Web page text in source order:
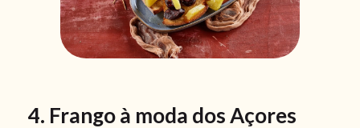
4. Frango à moda dos Açores